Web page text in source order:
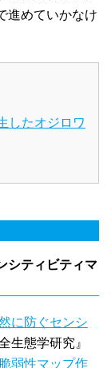
進めていかなけ
したオジロワ
シティビティマ
に防ぐセンシ
生態学研究』
弱性マップ作